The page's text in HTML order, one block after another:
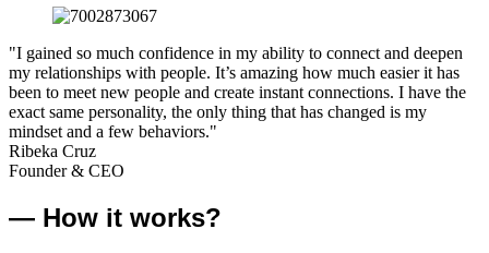
"I gained so much confidence in my ability to connect and deepen
my relationships with people. It’s amazing how much easier it has
been to meet new people and create instant connections. I have the
exact same personality, the only thing that has changed is my
mindset and a few behaviors."
Ribeka Cruz
Founder & CEO
— How it works?